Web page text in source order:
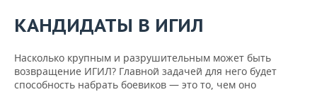
КАНДИДАТЫ В ИГИЛ
Насколько крупным и разрушительным может быть
возвращение ИГИЛ? Главной задачей для него будет
способность набрать боевиков — это то, чем оно